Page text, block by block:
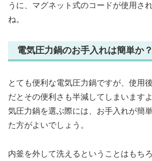
うに、マグネット式のコードが使用さ
ね。
電気圧力鍋のお手入れは簡単か？
とても便利な電気圧力鍋ですが、使用
だとその便利さも半減してしまいます
気圧力鍋を選ぶ際には、お手入れが簡
た方がよいでしょう。
内釜を外して洗えるということはもち